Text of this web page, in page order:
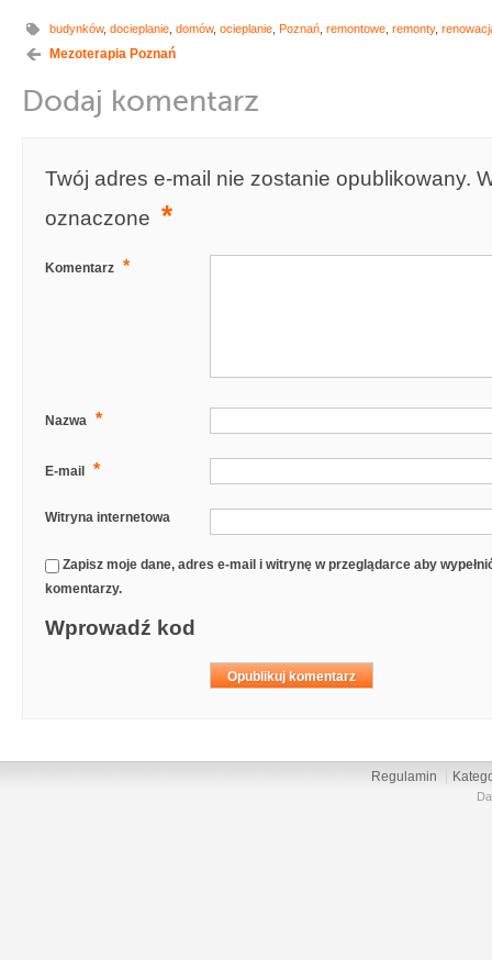
budynków, docieplanie domów, ocieplanie Poznań remontowe remonty,
Mezoterapia Poznań
Dodaj komentarz
Twój adres e-mail nie zostanie opublikowany.
oznaczone *
Komentarz *
Nazwa *
E-mail *
Witryna internetowa
Zapisz moje dane, adres e-mail i witrynę w przeglądarce aby
komentarzy.
Wprowadź kod
Regulamin